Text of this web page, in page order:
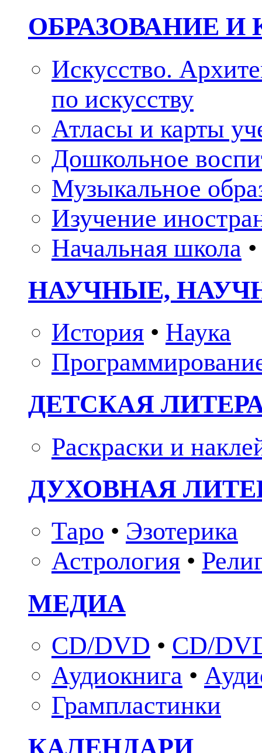
ОБРАЗОВАНИЕ И
Искусство.
по искусству
Атласы и карты
Дошкольное
Музыкальное
Изучение
Начальная школа •
НАУЧНЫЕ,
История • Наука
ДЕТСКАЯ
Раскраски и
ДУХОВНАЯ
Таро • Эзотерика
Астрология •
МЕДИА
CD/DVD • CD/
Аудиокнига •
Грампластинки